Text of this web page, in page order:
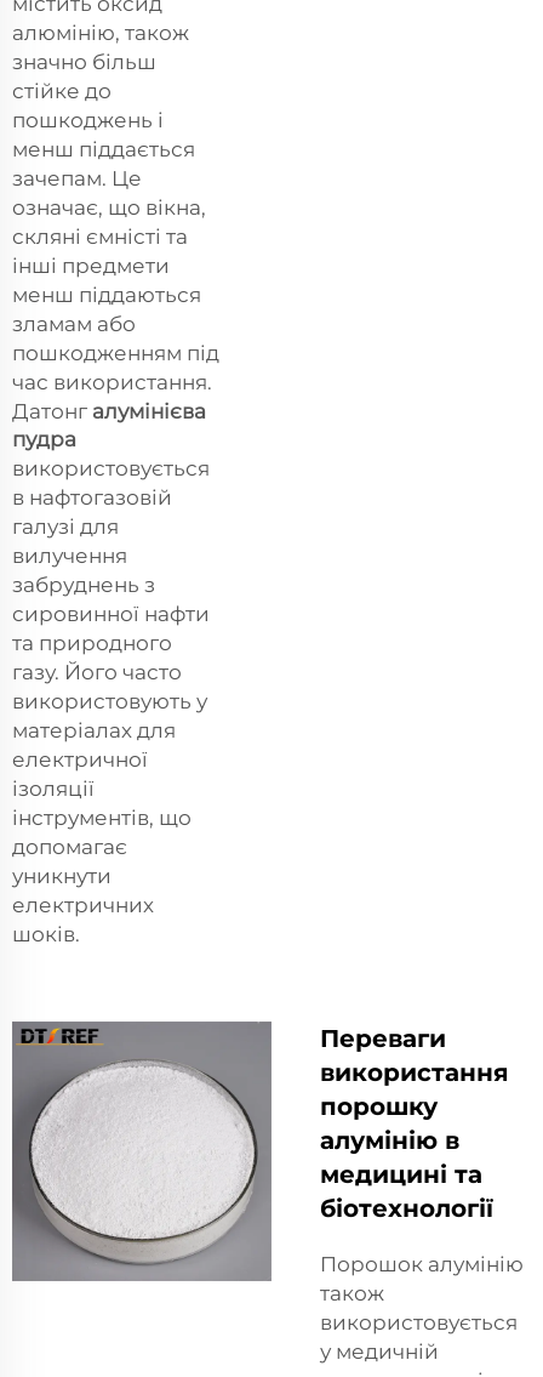
алюмінію, також
значно більш
стійке до
пошкоджень і
менш піддається
зачепам. Це
означає, що вікна,
скляні ємністі та
інші предмети
менш піддаються
зламам або
пошкодженням під
час використання.
Датонг алумінієва
пудра
використовується
в нафтогазовій
галузі для
вилучення
забруднень з
сировинної нафти
та природного
газу. Його часто
використовують у
матеріалах для
електричної
ізоляції
інструментів, що
допомагає
уникнути
електричних
шоків.
Переваги
використання
порошку
алумінію в
медицині та
біотехнології
Порошок алумінію
також
використовується
у медичній